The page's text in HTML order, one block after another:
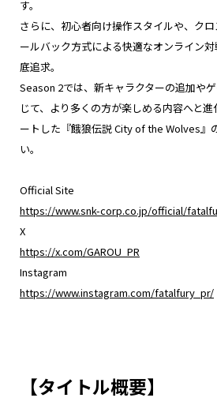
す。
さらに、初心者向け操作スタイルや、ク
ールバック方式による快適なオンライン
底追求。
Season 2では、新キャラクターの追加や
じて、より多くの方が楽しめる内容へと
ートした『餓狼伝説 City of the Wolves』
い。
Official Site
https://www.snk-corp.co.jp/official/
X
https://x.com/GAROU_PR
Instagram
https://www.instagram.com/fatalfury_pr/
【タイトル概要】